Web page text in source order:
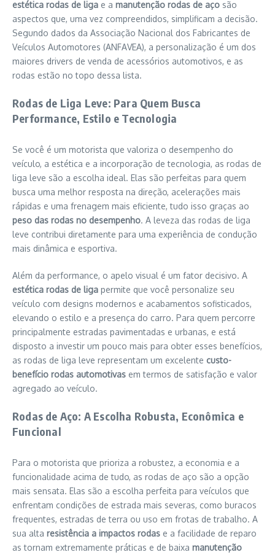
estética rodas de liga e a manutenção rodas de aço são
aspectos que, uma vez compreendidos, simplificam a decisão.
Segundo dados da Associação Nacional dos Fabricantes de
Veículos Automotores (ANFAVEA), a personalização é um dos
maiores drivers de venda de acessórios automotivos, e as
rodas estão no topo dessa lista.
Rodas de Liga Leve: Para Quem Busca
Performance, Estilo e Tecnologia
Se você é um motorista que valoriza o desempenho do
veículo, a estética e a incorporação de tecnologia, as rodas de
liga leve são a escolha ideal. Elas são perfeitas para quem
busca uma melhor resposta na direção, acelerações mais
rápidas e uma frenagem mais eficiente, tudo isso graças ao
peso das rodas no desempenho. A leveza das rodas de liga
leve contribui diretamente para uma experiência de condução
mais dinâmica e esportiva.
Além da performance, o apelo visual é um fator decisivo. A
estética rodas de liga permite que você personalize seu
veículo com designs modernos e acabamentos sofisticados,
elevando o estilo e a presença do carro. Para quem percorre
principalmente estradas pavimentadas e urbanas, e está
disposto a investir um pouco mais para obter esses benefícios,
as rodas de liga leve representam um excelente custo-
benefício rodas automotivas em termos de satisfação e valor
agregado ao veículo.
Rodas de Aço: A Escolha Robusta, Econômica e
Funcional
Para o motorista que prioriza a robustez, a economia e a
funcionalidade acima de tudo, as rodas de aço são a opção
mais sensata. Elas são a escolha perfeita para veículos que
enfrentam condições de estrada mais severas, como buracos
frequentes, estradas de terra ou uso em frotas de trabalho. A
sua alta resistência a impactos rodas e a facilidade de reparo
as tornam extremamente práticas e de baixa manutenção